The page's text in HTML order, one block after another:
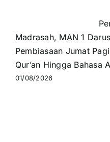
Madrasah, MAN 1
Pembiasaan Jumat
Qur’an Hingga Bahasa
01/08/2026